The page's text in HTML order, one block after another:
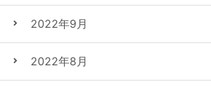
2022年9月
2022年8月